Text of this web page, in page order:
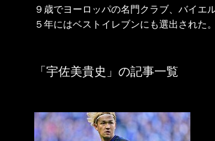
９歳でヨーロッパの名門クラブ、バイエ
５年にはベストイレブンにも選出された
「宇佐美貴史」の記事一覧